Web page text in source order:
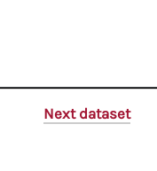
Next dataset